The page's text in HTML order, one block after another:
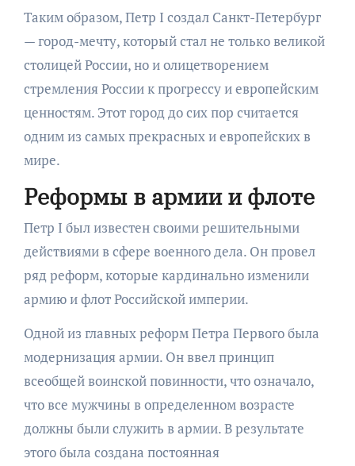
Таким образом, Петр I создал Санкт-Петербург
— город-мечту, который стал не только великой
столицей России, но и олицетворением
стремления России к прогрессу и европейским
ценностям. Этот город до сих пор считается
одним из самых прекрасных и европейских в
мире.
Реформы в армии и флоте
Петр I был известен своими решительными
действиями в сфере военного дела. Он провел
ряд реформ, которые кардинально изменили
армию и флот Российской империи.
Одной из главных реформ Петра Первого была
модернизация армии. Он ввел принцип
всеобщей воинской повинности, что означало,
что все мужчины в определенном возрасте
должны были служить в армии. В результате
этого была создана постоянная